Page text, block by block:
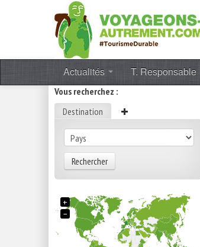
Actualités T. Responsable
Vous recherchez :
Destination
Rechercher
+
−